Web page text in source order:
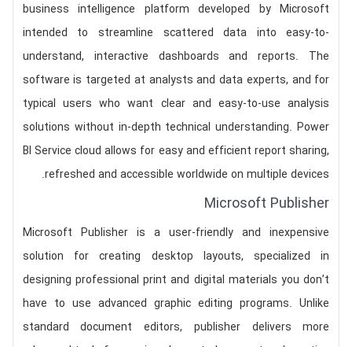
business intelligence platform developed by Microsoft
intended to streamline scattered data into easy-to-
understand, interactive dashboards and reports. The
software is targeted at analysts and data experts, and for
typical users who want clear and easy-to-use analysis
solutions without in-depth technical understanding. Power
BI Service cloud allows for easy and efficient report sharing,
refreshed and accessible worldwide on multiple devices.
Microsoft Publisher
Microsoft Publisher is a user-friendly and inexpensive
solution for creating desktop layouts, specialized in
designing professional print and digital materials you don’t
have to use advanced graphic editing programs. Unlike
standard document editors, publisher delivers more